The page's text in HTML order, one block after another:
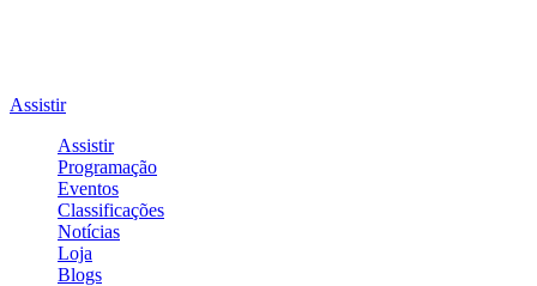
Assistir
Assistir
Programação
Eventos
Classificações
Notícias
Loja
Blogs